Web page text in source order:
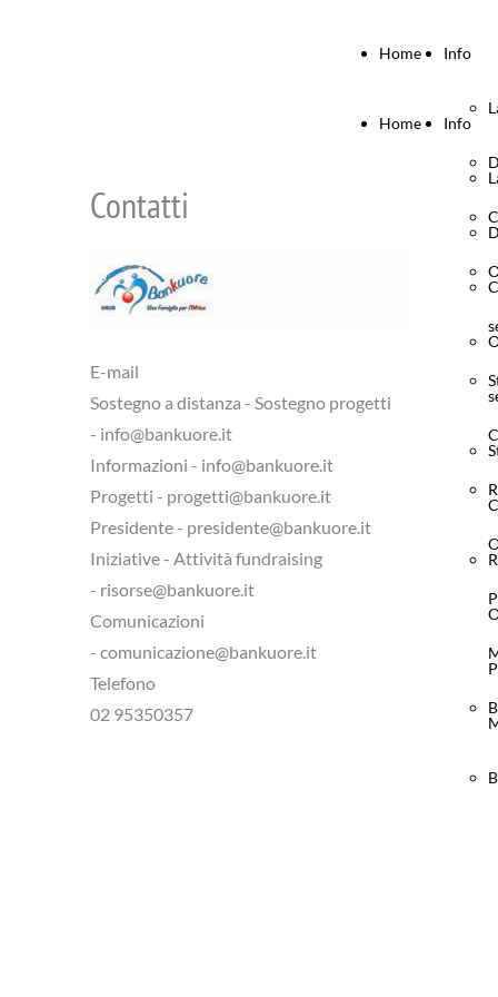
Home Info
Home Info
Contatti
E-mail
Sostegno a distanza - Sostegno progetti
- info@bankuore.it
Informazioni - info@bankuore.it
Progetti - progetti@bankuore.it
Presidente - presidente@bankuore.it
Iniziative - Attività fundraising
- risorse@bankuore.it
Comunicazioni
- comunicazione@bankuore.it
Telefono
02 95350357